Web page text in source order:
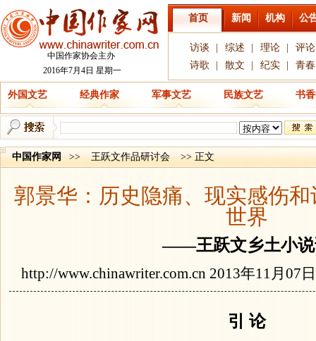
中国作家协会主办
2016年7月4日 星期一
首页 新闻 机构 公
访谈 综述 理论
评论
诗歌
散文 纪实 青春
外国文艺 经典作家 军事文艺 民族文艺 书
中国作家网 >> 王跃文作品研讨会 >> 正文
郭景华：历史隐痛、现实感伤
世界
——王跃文乡土小
http://www.chinawriter.com.cn 2013年11月07
引 论